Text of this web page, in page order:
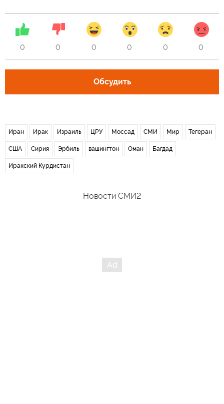
0 0 0 0 0 0
Обсудить
Иран Ирак Израиль ЦРУ Моссад СМИ Мир Тегеран
США Сирия Эрбиль вашингтон Оман Багдад
Иракский Курдистан
Новости СМИ2